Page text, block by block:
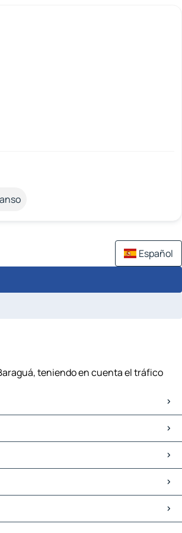
Español
teniendo en cuenta el tráfico